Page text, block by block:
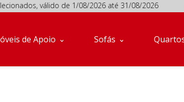
válido de 1/08/2026 até 31/08/2026
de Apoio Sofás